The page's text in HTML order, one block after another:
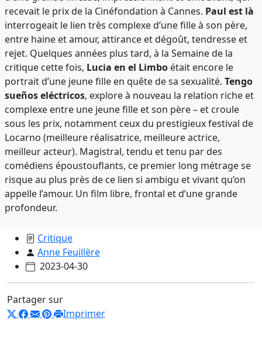
recevait le prix de la Cinéfondation à Cannes. Paul est là
interrogeait le lien très complexe d’une fille à son père,
entre haine et amour, attirance et dégoût, tendresse et
rejet. Quelques années plus tard, à la Semaine de la
critique cette fois, Lucia en el Limbo était encore le
portrait d’une jeune fille en quête de sa sexualité. Tengo
sueños eléctricos, explore à nouveau la relation riche et
complexe entre une jeune fille et son père – et croule
sous les prix, notamment ceux du prestigieux festival de
Locarno (meilleure réalisatrice, meilleure actrice,
meilleur acteur). Magistral, tendu et tenu par des
comédiens époustouflants, ce premier long métrage se
risque au plus près de ce lien si ambigu et vivant qu’on
appelle l’amour. Un film libre, frontal et d’une grande
profondeur.
Critique
Anne Feuillère
2023-04-30
Partager sur
Imprimer